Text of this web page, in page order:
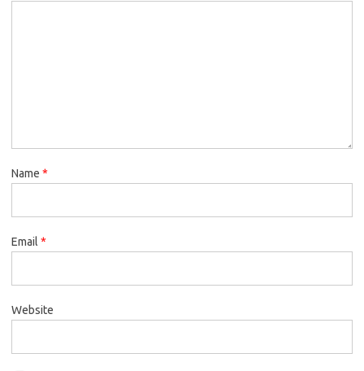
Name *
Email *
Website